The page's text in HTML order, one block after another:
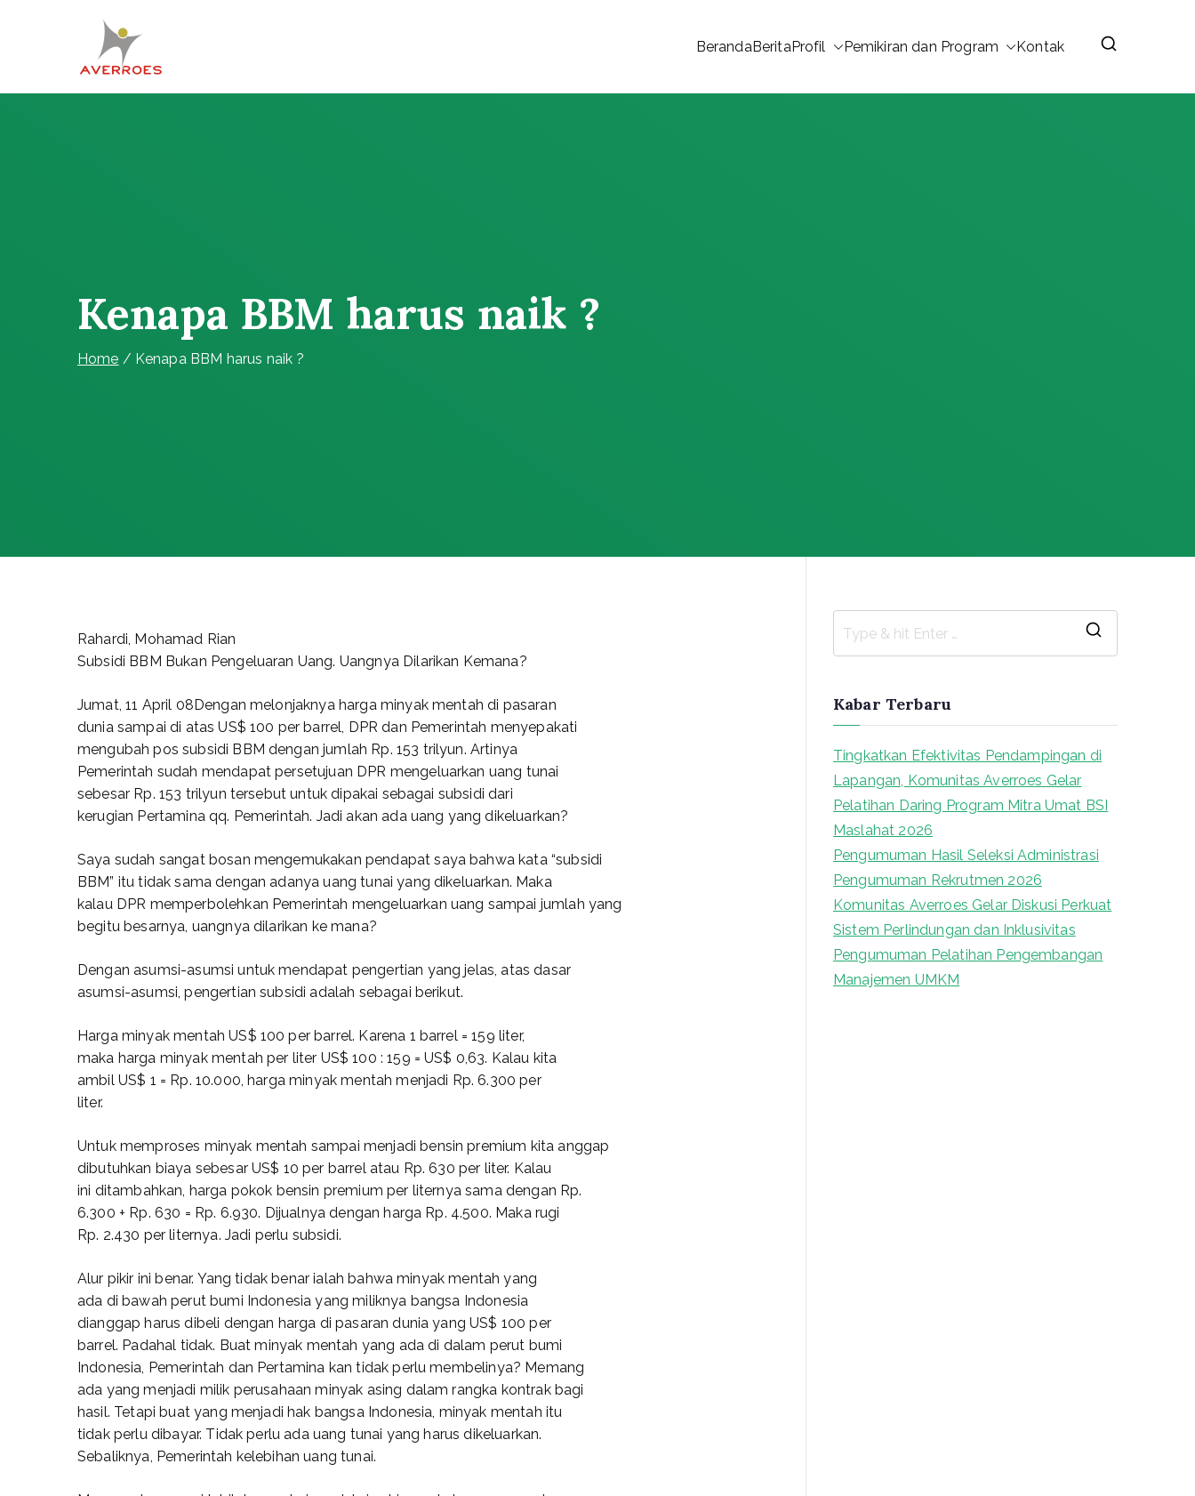
BerandaBeritaProfil Pemikiran dan Program Kontak
Kenapa BBM harus naik ?
Home Kenapa BBM harus naik ?
Rahardi, Mohamad Rian
Subsidi BBM Bukan Pengeluaran Uang. Uangnya Dilarikan Kemana?
Jumat, 11 April 08Dengan melonjaknya harga minyak mentah di pasaran
dunia sampai di atas US$ 100 per barrel, DPR dan Pemerintah menyepakati
mengubah pos subsidi BBM dengan jumlah Rp. 153 trilyun. Artinya
Pemerintah sudah mendapat persetujuan DPR mengeluarkan uang tunai
sebesar Rp. 153 trilyun tersebut untuk dipakai sebagai subsidi dari
kerugian Pertamina qq. Pemerintah. Jadi akan ada uang yang dikeluarkan?
Saya sudah sangat bosan mengemukakan pendapat saya bahwa kata “subsidi
BBM” itu tidak sama dengan adanya uang tunai yang dikeluarkan. Maka
kalau DPR memperbolehkan Pemerintah mengeluarkan uang sampai jumlah yang
begitu besarnya, uangnya dilarikan ke mana?
Dengan asumsi-asumsi untuk mendapat pengertian yang jelas, atas dasar
asumsi-asumsi, pengertian subsidi adalah sebagai berikut.
Harga minyak mentah US$ 100 per barrel. Karena 1 barrel = 159 liter,
maka harga minyak mentah per liter US$ 100 : 159 = US$ 0,63. Kalau kita
ambil US$ 1 = Rp. 10.000, harga minyak mentah menjadi Rp. 6.300 per
liter.
Untuk memproses minyak mentah sampai menjadi bensin premium kita anggap
dibutuhkan biaya sebesar US$ 10 per barrel atau Rp. 630 per liter. Kalau
ini ditambahkan, harga pokok bensin premium per liternya sama dengan Rp.
6.300 + Rp. 630 = Rp. 6.930. Dijualnya dengan harga Rp. 4.500. Maka rugi
Rp. 2.430 per liternya. Jadi perlu subsidi.
Alur pikir ini benar. Yang tidak benar ialah bahwa minyak mentah yang
ada di bawah perut bumi Indonesia yang miliknya bangsa Indonesia
dianggap harus dibeli dengan harga di pasaran dunia yang US$ 100 per
barrel. Padahal tidak. Buat minyak mentah yang ada di dalam perut bumi
Indonesia, Pemerintah dan Pertamina kan tidak perlu membelinya? Memang
ada yang menjadi milik perusahaan minyak asing dalam rangka kontrak bagi
hasil. Tetapi buat yang menjadi hak bangsa Indonesia, minyak mentah itu
tidak perlu dibayar. Tidak perlu ada uang tunai yang harus dikeluarkan.
Sebaliknya, Pemerintah kelebihan uang tunai.
Kabar Terbaru
Tingkatkan Efektivitas Pendampingan di
Lapangan, Komunitas Averroes Gelar
Pelatihan Daring Program Mitra Umat BSI
Maslahat 2026
Pengumuman Hasil Seleksi Administrasi
Pengumuman Rekrutmen 2026
Komunitas Averroes Gelar Diskusi Perkuat
Sistem Perlindungan dan Inklusivitas
Pengumuman Pelatihan Pengembangan
Manajemen UMKM